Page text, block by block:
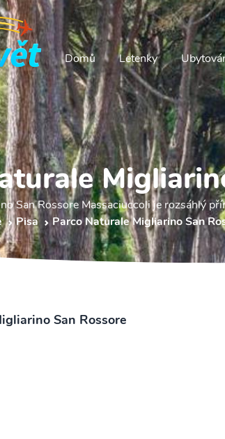
Domů Letenky
San Rossore Massaciuccoli je rozsáhlý
Pisa Parco Naturale Migliarino San
San Rossore